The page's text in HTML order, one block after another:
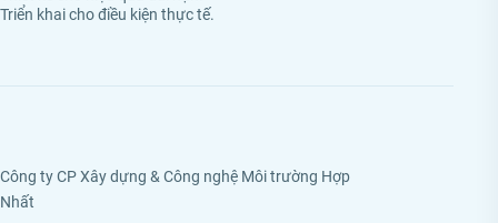
Triển khai cho điều kiện thực tế.
Công ty CP Xây dựng & Công nghệ Môi trường Hợp
Nhất